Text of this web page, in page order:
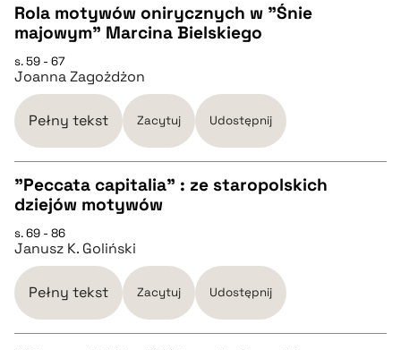
pobierz cytat
CZYSTY TEKST
pobierz cytat
BIBTEX
pobierz cytat
Rola motywów onirycznych w "Śnie
majowym" Marcina Bielskiego
s. 59 - 67
Joanna Zagożdżon
Pełny tekst Zacytuj Udostępnij
CZYSTY TEKST
pobierz cytat
BIBTEX
"Peccata capitalia" : ze staropolskich
dziejów motywów
s. 69 - 86
Janusz K. Goliński
Pełny tekst Zacytuj Udostępnij